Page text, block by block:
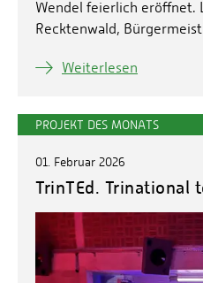
Wendel feierlich eröffnet.
Recktenwald,
Weiterlesen
PROJEKT DES MONATS
01. Februar 2026
TrinTEd. Trinational